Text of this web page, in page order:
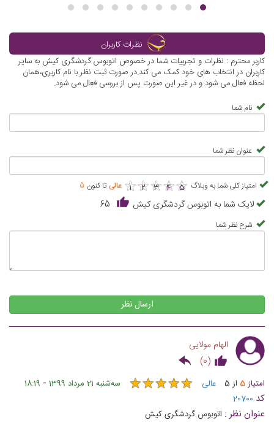
نظرات کاربران
کاربر محترم : نظرات و تجربیات شما در خصوص اتوبوس گردشگری کیش به سایر
کاربران در انتخاب های خود کمک می کند.در صورت ثبت نظر با نام کاربری،همان
لحظه فعال می شود و در غیر این صورت پس از بررسی فعال می شود.
نام شما
عنوان نظر شما
امتیاز کلی شما به وبلاگ ★
1 ★
2 ★
3 ★
4 ★
5
★★★★★ عالی تا کنون 5
لایک شما به اتوبوس گردشگری کیش 65
شرح نظر شما
ارسال نظر
الهام مولایی
(
0
)
امتیاز5 از 5 عالی ★★★★★
★★★★★ ﺳﻪشنبه 21 مرداد 1399 -
18:19
کد 20700
عنوان نظر : اتوبوس گردشگری کیش